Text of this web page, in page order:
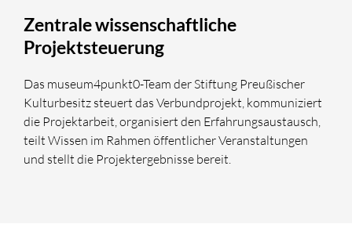
Zentrale wissenschaftliche
Projektsteuerung
Das museum4punkt0-Team der Stiftung Preußischer
Kulturbesitz steuert das Verbundprojekt, kommuniziert
die Projektarbeit, organisiert den Erfahrungsaustausch,
teilt Wissen im Rahmen öffentlicher Veranstaltungen
und stellt die Projektergebnisse bereit.